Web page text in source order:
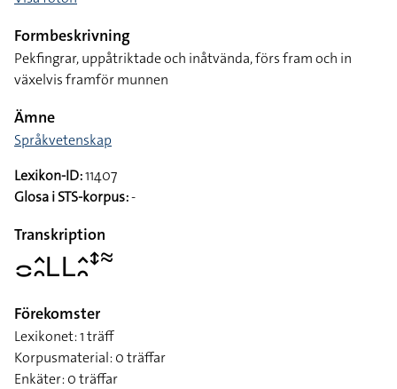
Formbeskrivning
Pekfingrar, uppåtriktade och inåtvända, förs fram och in
växelvis framför munnen
Ämne
Språkvetenskap
Lexikon-ID:11407
Glosa i STS-korpus:-
Transkription
􌤌􌤵􌥘􌥈􌥈􌤵􌥘􌥥􌦇
Förekomster
Lexikonet: 1 träff
Korpusmaterial: 0 träffar
Enkäter: 0 träffar